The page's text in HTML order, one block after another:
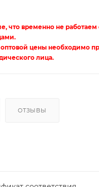
что временно не работаем
цены необходимо
лица.
ОТЗЫВЫ